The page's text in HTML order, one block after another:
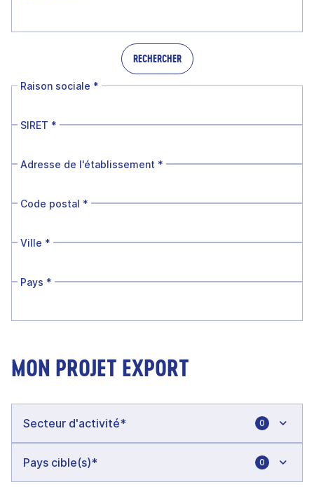
RECHERCHER
Raison sociale *
SIRET *
Adresse de l'établissement *
Code postal *
Ville *
Pays *
MON PROJET EXPORT
0
0